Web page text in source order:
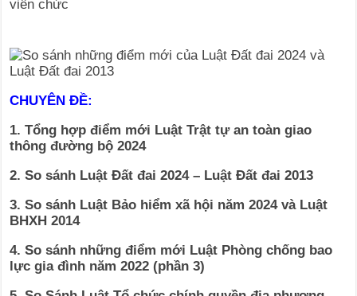
CHUYÊN ĐỀ:
1. Tổng hợp điểm mới Luật Trật tự an toàn giao
thông đường bộ 2024
2. So sánh Luật Đất đai 2024 – Luật Đất đai 2013
3. So sánh Luật Bảo hiểm xã hội năm 2024 và Luật
BHXH 2014
4. So sánh những điểm mới Luật Phòng chống bao
lực gia đình năm 2022 (phần 3)